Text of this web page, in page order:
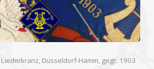
Düsseldorf-Hamm, gegr. 1903